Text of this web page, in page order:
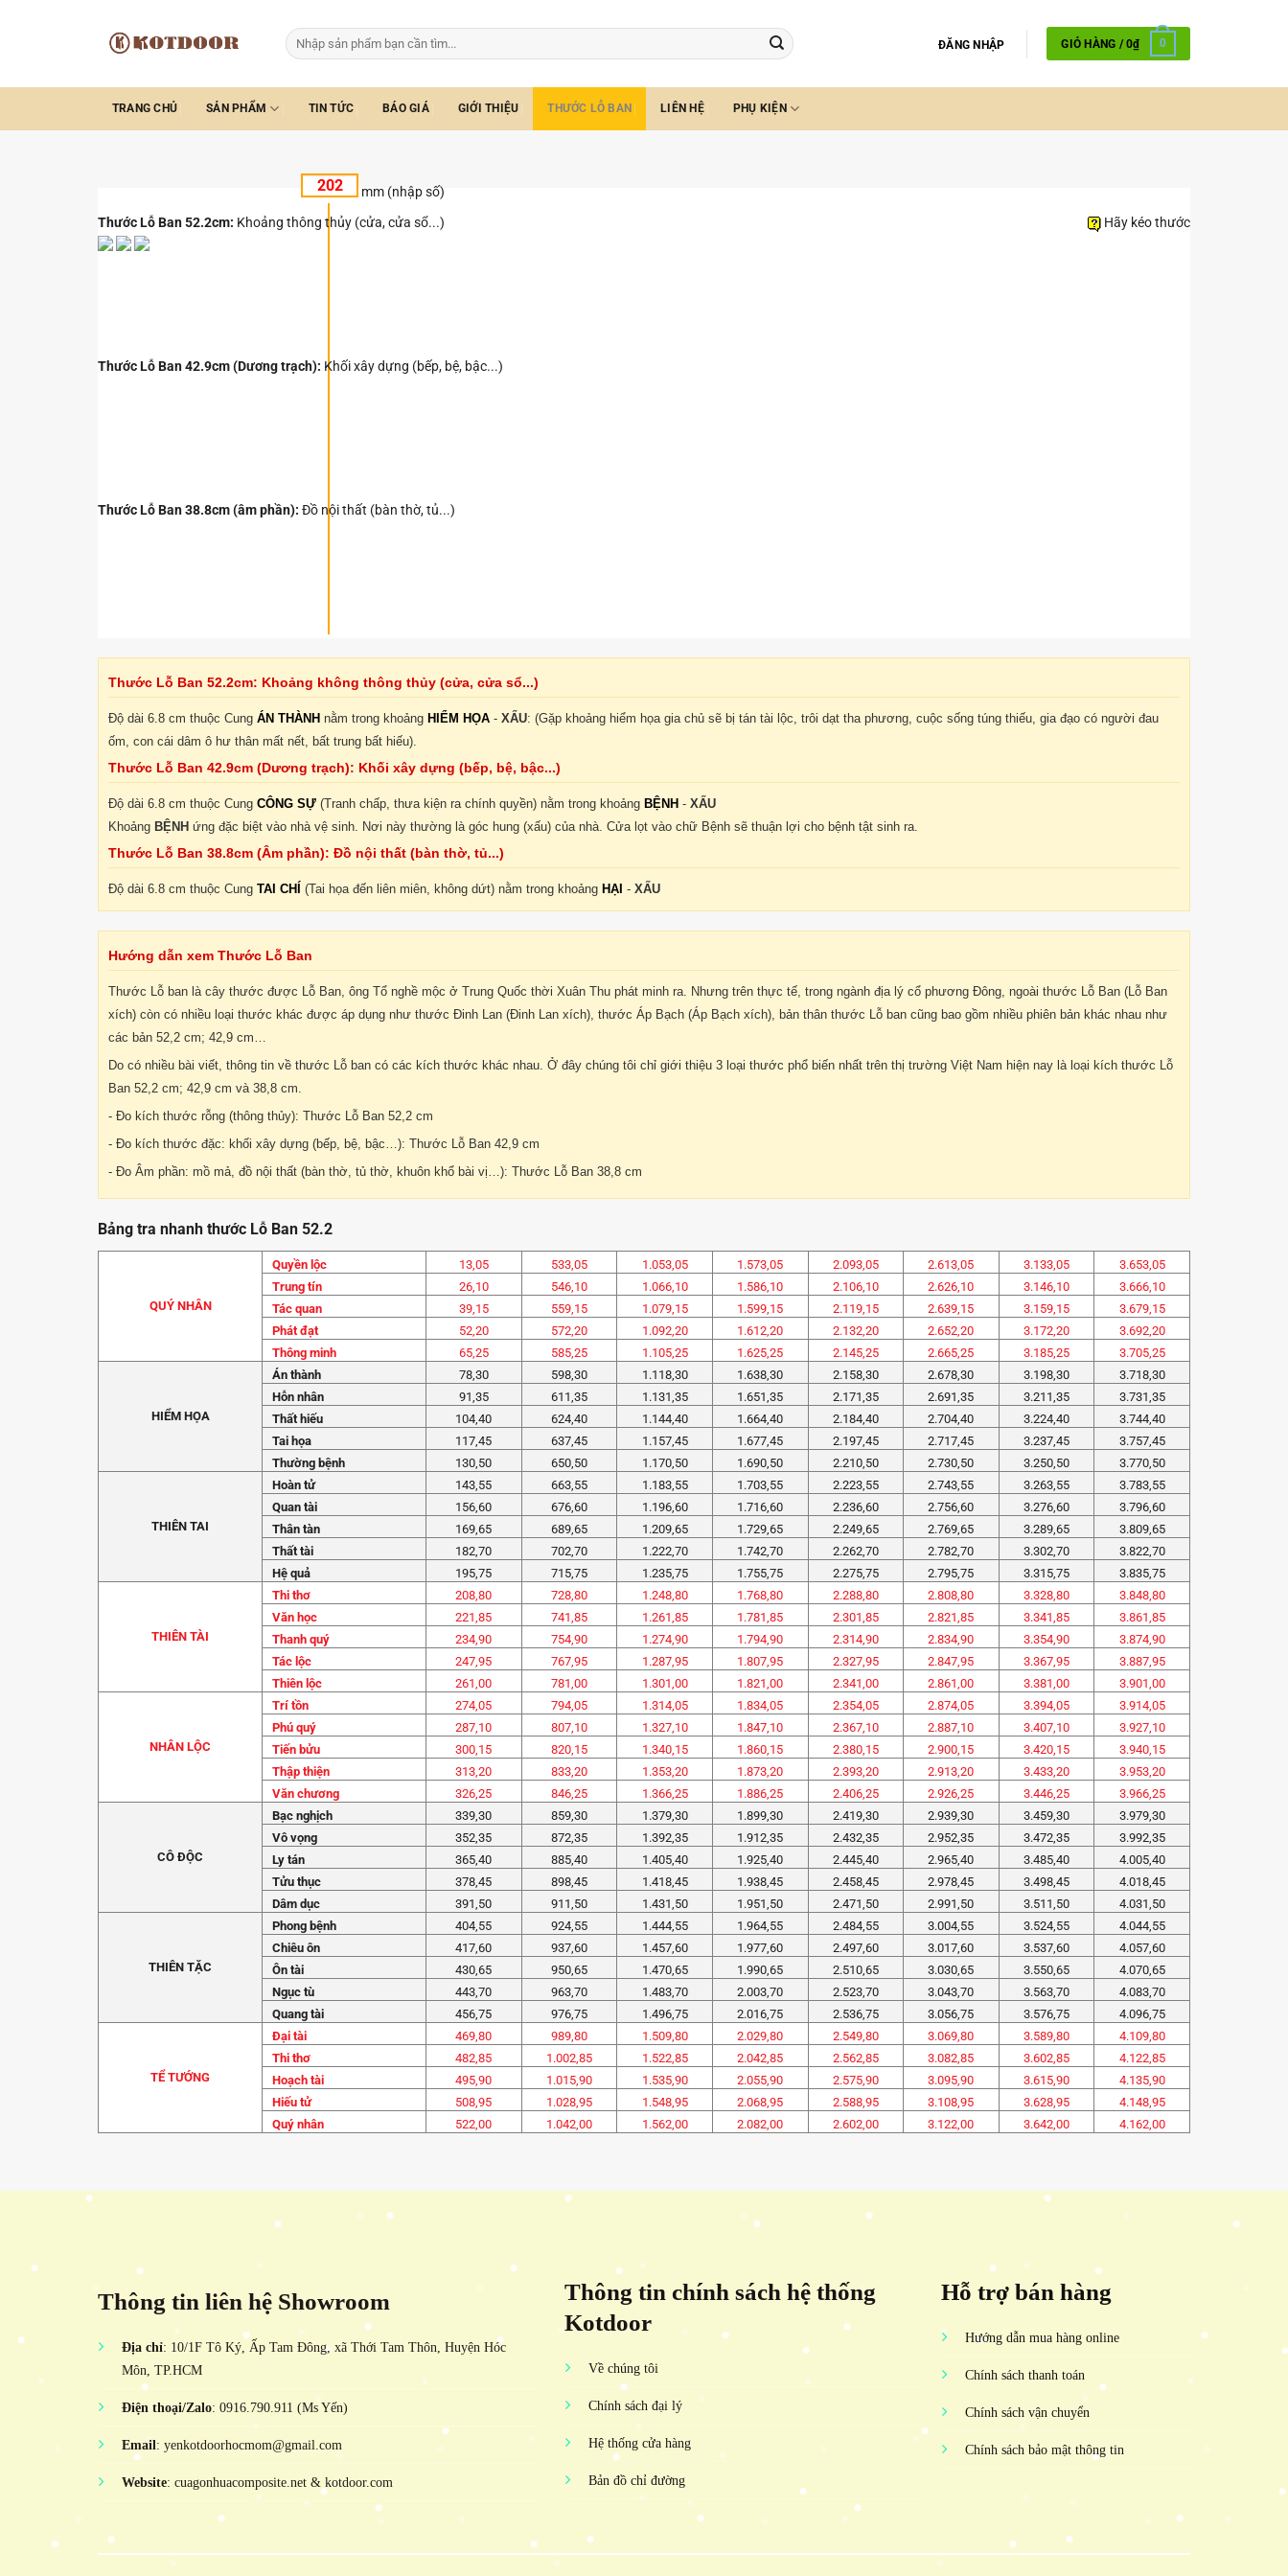
Tìm
kiếm:
ĐĂNG NHẬP GIỎ HÀNG /0₫ 0
TRANG CHỦ SẢN PHẨM TIN TỨC BÁO GIÁ GIỚI THIỆU THƯỚC LỖ BAN LIÊN HỆ PHỤ KIỆN
mm (nhập số)
Hãy kéo thước
Thước Lỗ Ban 52.2cm: Khoảng thông thủy (cửa, cửa sổ...)
Thước Lỗ Ban 42.9cm (Dương trạch): Khối xây dựng (bếp, bệ, bậc...)
Thước Lỗ Ban 38.8cm (âm phần): Đồ nội thất (bàn thờ, tủ...)
Thước Lỗ Ban 52.2cm: Khoảng không thông thủy (cửa, cửa sổ...)
Độ dài 6.8 cm thuộc Cung ÁN THÀNH nằm trong khoảng HIỂM HỌA - XẤU: (Gặp khoảng hiểm họa gia chủ sẽ bị tán tài lộc, trôi dạt tha phương, cuộc sống túng thiếu, gia đạo có người đau
ốm, con cái dâm ô hư thân mất nết, bất trung bất hiếu).
Thước Lỗ Ban 42.9cm (Dương trạch): Khối xây dựng (bếp, bệ, bậc...)
Độ dài 6.8 cm thuộc Cung CÔNG SỰ (Tranh chấp, thưa kiện ra chính quyền) nằm trong khoảng BỆNH - XẤU
Khoảng BỆNH ứng đặc biệt vào nhà vệ sinh. Nơi này thường là góc hung (xấu) của nhà. Cửa lọt vào chữ Bệnh sẽ thuận lợi cho bệnh tật sinh ra.
Thước Lỗ Ban 38.8cm (Âm phần): Đồ nội thất (bàn thờ, tủ...)
Độ dài 6.8 cm thuộc Cung TAI CHÍ (Tai họa đến liên miên, không dứt) nằm trong khoảng HẠI - XẤU
Hướng dẫn xem Thước Lỗ Ban
Thước Lỗ ban là cây thước được Lỗ Ban, ông Tổ nghề mộc ở Trung Quốc thời Xuân Thu phát minh ra. Nhưng trên thực tế, trong ngành địa lý cổ phương Đông, ngoài thước Lỗ Ban (Lỗ Ban
xích) còn có nhiều loại thước khác được áp dụng như thước Đinh Lan (Đinh Lan xích), thước Áp Bạch (Áp Bạch xích), bản thân thước Lỗ ban cũng bao gồm nhiều phiên bản khác nhau như
các bản 52,2 cm; 42,9 cm…
Do có nhiều bài viết, thông tin về thước Lỗ ban có các kích thước khác nhau. Ở đây chúng tôi chỉ giới thiệu 3 loại thước phổ biến nhất trên thị trường Việt Nam hiện nay là loại kích thước Lỗ
Ban 52,2 cm; 42,9 cm và 38,8 cm.
- Đo kích thước rỗng (thông thủy): Thước Lỗ Ban 52,2 cm
- Đo kích thước đặc: khối xây dựng (bếp, bệ, bậc…): Thước Lỗ Ban 42,9 cm
- Đo Âm phần: mồ mả, đồ nội thất (bàn thờ, tủ thờ, khuôn khổ bài vị…): Thước Lỗ Ban 38,8 cm
Bảng tra nhanh thước Lỗ Ban 52.2
QUÝ NHÂN
Quyền lộc
Trung tín
Tác quan
Phát đạt
Thông minh
HIỂM HỌA
Án thành
Hỗn nhân
Thất hiếu
Tai họa
Thường bệnh
THIÊN TAI
Hoàn tử
Quan tài
Thân tàn
Thất tài
Hệ quả
THIÊN TÀI
Thi thơ
Văn học
Thanh quý
Tác lộc
Thiên lộc
NHÂN LỘC
Trí tồn
Phú quý
Tiến bửu
Thập thiện
Văn chương
CÔ ĐỘC
Bạc nghịch
Vô vọng
Ly tán
Tửu thục
Dâm dục
THIÊN TẶC
Phong bệnh
Chiêu ôn
Ôn tài
Ngục tù
Quang tài
TỂ TƯỚNG
Đại tài
Thi thơ
Hoạch tài
Hiếu tử
Quý nhân
13,05 533,05 1.053,05 1.573,05 2.093,05 2.613,05 3.133,05
3.653,05
26,10
546,10 1.066,10 1.586,10 2.106,10 2.626,10 3.146,10
3.666,10
39,15
559,15 1.079,15 1.599,15 2.119,15 2.639,15 3.159,15
3.679,15
52,20
572,20 1.092,20 1.612,20 2.132,20 2.652,20 3.172,20
3.692,20
65,25
585,25 1.105,25 1.625,25 2.145,25 2.665,25 3.185,25
3.705,25
78,30
598,30 1.118,30 1.638,30 2.158,30 2.678,30 3.198,30
3.718,30
91,35
611,35 1.131,35 1.651,35 2.171,35 2.691,35 3.211,35
3.731,35
104,40
624,40 1.144,40 1.664,40 2.184,40 2.704,40 3.224,40
3.744,40
117,45
637,45 1.157,45 1.677,45 2.197,45 2.717,45 3.237,45
3.757,45
130,50
650,50 1.170,50 1.690,50 2.210,50 2.730,50 3.250,50
3.770,50
143,55
663,55 1.183,55 1.703,55 2.223,55 2.743,55 3.263,55
3.783,55
156,60
676,60 1.196,60 1.716,60 2.236,60 2.756,60 3.276,60
3.796,60
169,65
689,65 1.209,65 1.729,65 2.249,65 2.769,65 3.289,65
3.809,65
182,70
702,70 1.222,70 1.742,70 2.262,70 2.782,70 3.302,70
3.822,70
195,75
715,75 1.235,75 1.755,75 2.275,75 2.795,75 3.315,75
3.835,75
208,80
728,80 1.248,80 1.768,80 2.288,80 2.808,80 3.328,80
3.848,80
221,85
741,85 1.261,85 1.781,85 2.301,85 2.821,85 3.341,85
3.861,85
234,90
754,90 1.274,90 1.794,90 2.314,90 2.834,90 3.354,90
3.874,90
247,95
767,95 1.287,95 1.807,95 2.327,95 2.847,95 3.367,95
3.887,95
261,00
781,00 1.301,00 1.821,00 2.341,00 2.861,00 3.381,00
3.901,00
274,05
794,05 1.314,05 1.834,05 2.354,05 2.874,05 3.394,05
3.914,05
287,10
807,10 1.327,10 1.847,10 2.367,10 2.887,10 3.407,10
3.927,10
300,15
820,15 1.340,15 1.860,15 2.380,15 2.900,15 3.420,15
3.940,15
313,20
833,20 1.353,20 1.873,20 2.393,20 2.913,20 3.433,20
3.953,20
326,25
846,25 1.366,25 1.886,25 2.406,25 2.926,25 3.446,25
3.966,25
339,30
859,30 1.379,30 1.899,30 2.419,30 2.939,30 3.459,30
3.979,30
352,35
872,35 1.392,35 1.912,35 2.432,35 2.952,35 3.472,35
3.992,35
365,40
885,40 1.405,40 1.925,40 2.445,40 2.965,40 3.485,40
4.005,40
378,45
898,45 1.418,45 1.938,45 2.458,45 2.978,45 3.498,45
4.018,45
391,50
911,50 1.431,50 1.951,50 2.471,50 2.991,50 3.511,50
4.031,50
404,55
924,55 1.444,55 1.964,55 2.484,55 3.004,55 3.524,55
4.044,55
417,60
937,60 1.457,60 1.977,60 2.497,60 3.017,60 3.537,60
4.057,60
430,65
950,65 1.470,65 1.990,65 2.510,65 3.030,65 3.550,65
4.070,65
443,70
963,70 1.483,70 2.003,70 2.523,70 3.043,70 3.563,70
4.083,70
456,75
976,75 1.496,75 2.016,75 2.536,75 3.056,75 3.576,75
4.096,75
469,80
989,80 1.509,80 2.029,80 2.549,80 3.069,80 3.589,80
4.109,80
482,85
1.002,85 1.522,85 2.042,85 2.562,85 3.082,85 3.602,85
4.122,85
495,90
1.015,90 1.535,90 2.055,90 2.575,90 3.095,90 3.615,90
4.135,90
508,95
1.028,95 1.548,95 2.068,95 2.588,95 3.108,95 3.628,95
4.148,95
522,00
1.042,00 1.562,00 2.082,00 2.602,00 3.122,00 3.642,00 4.162,00
Thông tin liên hệ Showroom
Địa chỉ: 10/1F Tô Ký, Ấp Tam Đông, xã Thới Tam Thôn, Huyện Hóc
Môn, TP.HCM
Điện thoại/Zalo: 0916.790.911 (Ms Yến)
Email: yenkotdoorhocmom@gmail.com
Website: cuagonhuacomposite.net & kotdoor.com
Thông tin chính sách hệ thống
Kotdoor
Về chúng tôi
Chính sách đại lý
Hệ thống cửa hàng
Bản đồ chỉ đường
Hỗ trợ bán hàng
Hướng dẫn mua hàng online
Chính sách thanh toán
Chính sách vận chuyển
Chính sách bảo mật thông tin